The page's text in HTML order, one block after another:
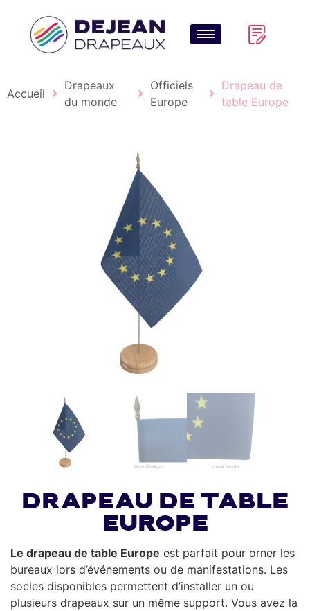
Accueil
Drapeaux
du monde
Officiels
Europe
Drapeau de
table Europe
Drapeau de table
Europe
Le drapeau de table Europe est parfait pour orner les
bureaux lors d’événements ou de manifestations. Les
socles disponibles permettent d’installer un ou
plusieurs drapeaux sur un même support. Vous avez la